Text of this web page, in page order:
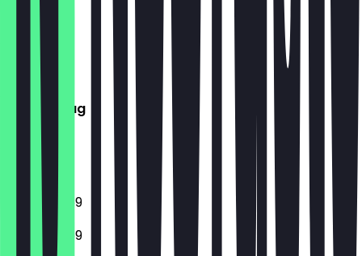
Montag
Mittwoch
Donnerstag
Freitag
Samstag
Sonntag
12:00 - 23:59
12:00 - 23:59